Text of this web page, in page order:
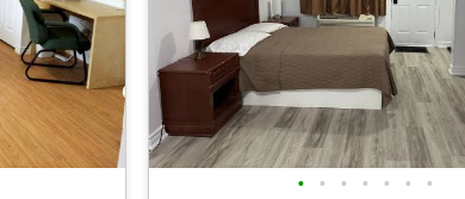
• • • • • • •